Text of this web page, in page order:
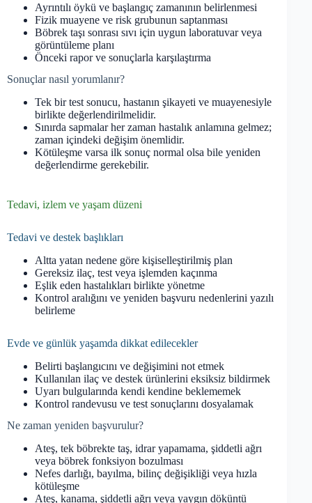
Ayrıntılı öykü ve başlangıç zamanının belirlenmesi
Fizik muayene ve risk grubunun saptanması
Böbrek taşı sonrası sıvı için uygun laboratuvar veya
görüntüleme planı
Önceki rapor ve sonuçlarla karşılaştırma
Sonuçlar nasıl yorumlanır?
Tek bir test sonucu, hastanın şikayeti ve muayenesiyle
birlikte değerlendirilmelidir.
Sınırda sapmalar her zaman hastalık anlamına gelmez;
zaman içindeki değişim önemlidir.
Kötüleşme varsa ilk sonuç normal olsa bile yeniden
değerlendirme gerekebilir.
Tedavi, izlem ve yaşam düzeni
Tedavi ve destek başlıkları
Altta yatan nedene göre kişiselleştirilmiş plan
Gereksiz ilaç, test veya işlemden kaçınma
Eşlik eden hastalıkları birlikte yönetme
Kontrol aralığını ve yeniden başvuru nedenlerini yazılı
belirleme
Evde ve günlük yaşamda dikkat edilecekler
Belirti başlangıcını ve değişimini not etmek
Kullanılan ilaç ve destek ürünlerini eksiksiz bildirmek
Uyarı bulgularında kendi kendine beklememek
Kontrol randevusu ve test sonuçlarını dosyalamak
Ne zaman yeniden başvurulur?
Ateş, tek böbrekte taş, idrar yapamama, şiddetli ağrı
veya böbrek fonksiyon bozulması
Nefes darlığı, bayılma, bilinç değişikliği veya hızla
kötüleşme
Ateş, kanama, şiddetli ağrı veya yaygın döküntü